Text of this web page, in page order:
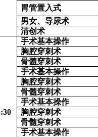
胃管置入式
男女、导尿术
清创术
:30
手术基本操作
胸腔穿刺术
骨髓穿刺术
手术基本操作
胸腔穿刺术
骨髓穿刺术
手术基本操作
胸腔穿刺术
骨髓穿刺术
手术基本操作